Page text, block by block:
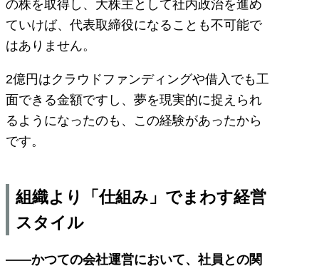
の株を取得し、大株主として社内政治を進め
ていけば、代表取締役になることも不可能で
はありません。
2億円はクラウドファンディングや借入でも工
面できる金額ですし、夢を現実的に捉えられ
るようになったのも、この経験があったから
です。
組織より「仕組み」でまわす経営
スタイル
――かつての会社運営において、社員との関